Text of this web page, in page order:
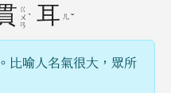
ㄍ
ㄨ
ㄢ
ˋ 耳 ㄦ ˇ
比喻人名氣很大，眾所